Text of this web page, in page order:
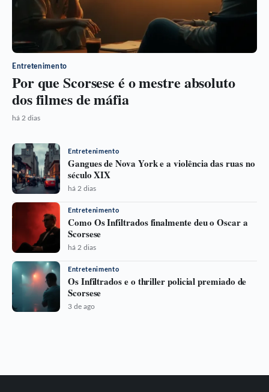
Entretenimento
Por que Scorsese é o mestre absoluto
dos filmes de máfia
há 2 dias
Entretenimento
Gangues de Nova York e a violência das ruas no
século XIX
há 2 dias
Entretenimento
Como Os Infiltrados finalmente deu o Oscar a
Scorsese
há 2 dias
Entretenimento
Os Infiltrados e o thriller policial premiado de
Scorsese
3 de ago